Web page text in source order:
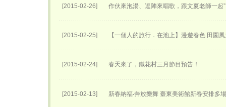
[2015-02-26] 作伙來泡湯、逗陣來唱歌，跟文夏老師一起
[2015-02-25] 【一個人的旅行．在池上】漫遊春色 田園
[2015-02-24] 春天來了，鐵花村三月節目預告！
[2015-02-13] 新春納福‧奔放樂舞 臺東美術館新春安排多